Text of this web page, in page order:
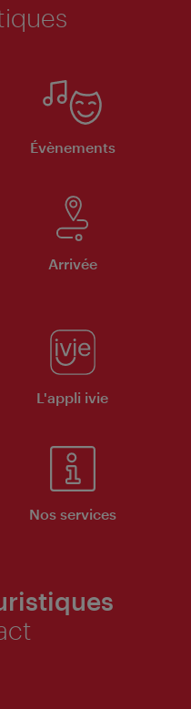
Évènements
Arrivée
L'appli ivie
Nos services